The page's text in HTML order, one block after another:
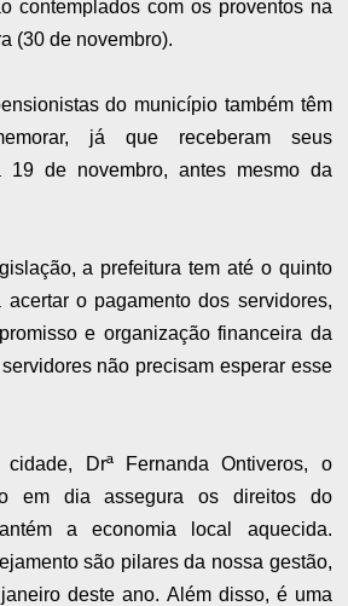
contemplados com os proventos na
(30 de novembro).
do município também têm
já que receberam seus
19 de novembro, antes mesmo da
a prefeitura tem até o quinto
o pagamento dos servidores,
e organização financeira da
não precisam esperar esse
Drª Fernanda Ontiveros, o
em dia assegura os direitos do
a economia local aquecida.
são pilares da nossa gestão,
deste ano. Além disso, é uma